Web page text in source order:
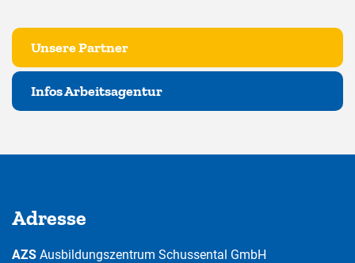
Unsere Partner
Infos Arbeitsagentur
Adresse
AZS Ausbildungszentrum Schussental GmbH